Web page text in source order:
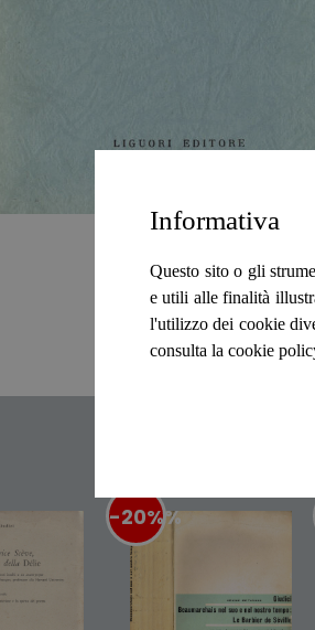
-20%%
Informativa
Questo sito o gli
e utili alle finalità
l'utilizzo dei cookie
consulta la cookie